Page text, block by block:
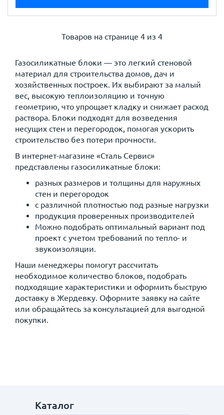
Товаров на странице 4 из 4
Газосиликатные блоки — это легкий стеновой
материал для строительства домов, дач и
хозяйственных построек. Их выбирают за малый
вес, высокую теплоизоляцию и точную
геометрию, что упрощает кладку и снижает расход
раствора. Блоки подходят для возведения
несущих стен и перегородок, помогая ускорить
строительство без потери прочности.
В интернет-магазине «Сталь Сервис»
представлены газосиликатные блоки:
разных размеров и толщины для наружных
стен и перегородок
с различной плотностью под разные нагрузки
продукция проверенных производителей
Можно подобрать оптимальный вариант под
проект с учетом требований по тепло- и
звукоизоляции.
Наши менеджеры помогут рассчитать
необходимое количество блоков, подобрать
подходящие характеристики и оформить быструю
доставку в Жердевку. Оформите заявку на сайте
или обращайтесь за консультацией для выгодной
покупки.
Каталог